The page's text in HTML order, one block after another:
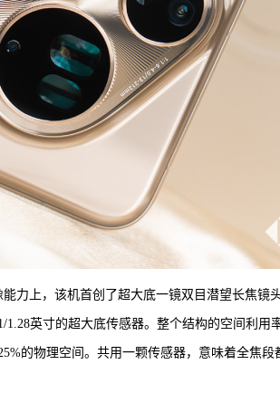
力上，该机首创了超大底一镜双目潜望长焦镜
英寸的超大底传感器。整个结构的空间利用
的物理空间。共用一颗传感器，意味着全焦